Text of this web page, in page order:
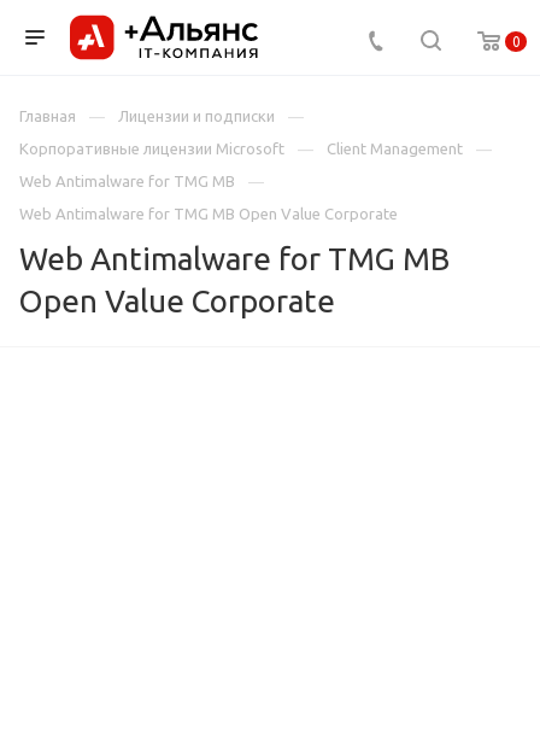
0
Главная
Лицензии и подписки
Корпоративные лицензии Microsoft
Client Management
Web Antimalware for TMG MB
Web Antimalware for TMG MB Open Value Corporate
Web Antimalware for TMG MB
Open Value Corporate